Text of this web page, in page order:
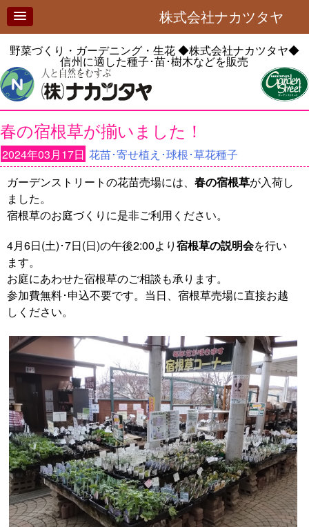
株式会社ナカツタヤ
野菜づくり・ガーデニング・生花◆株式会社ナカツタヤ◆
信州に適した種子･苗･樹木などを販売
春の宿根草が揃いました！
2024年03月17日 花苗･寄せ植え･球根･草花種子
ガーデンストリートの花苗売場には、 春の宿根草が入荷し
ました。
宿根草のお庭づくりに是非ご利用ください。
4月6日(土)･7日(日)の午後2:00より宿根草の説明会を行い
ます。
お庭にあわせた宿根草のご相談も承ります。
参加費無料･申込不要です。当日、宿根草売場に直接お越
しください。